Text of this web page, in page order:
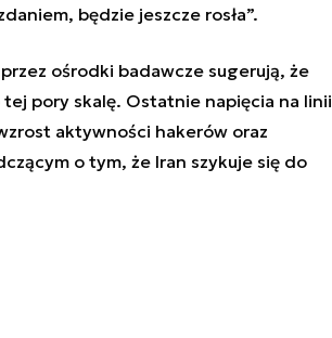
będzie jeszcze rosła”.
ośrodki badawcze sugerują, że
pory skalę. Ostatnie napięcia na linii
aktywności hakerów oraz
o tym, że Iran szykuje się do